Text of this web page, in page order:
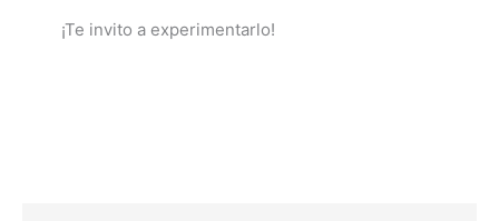
¡Te invito a experimentarlo!